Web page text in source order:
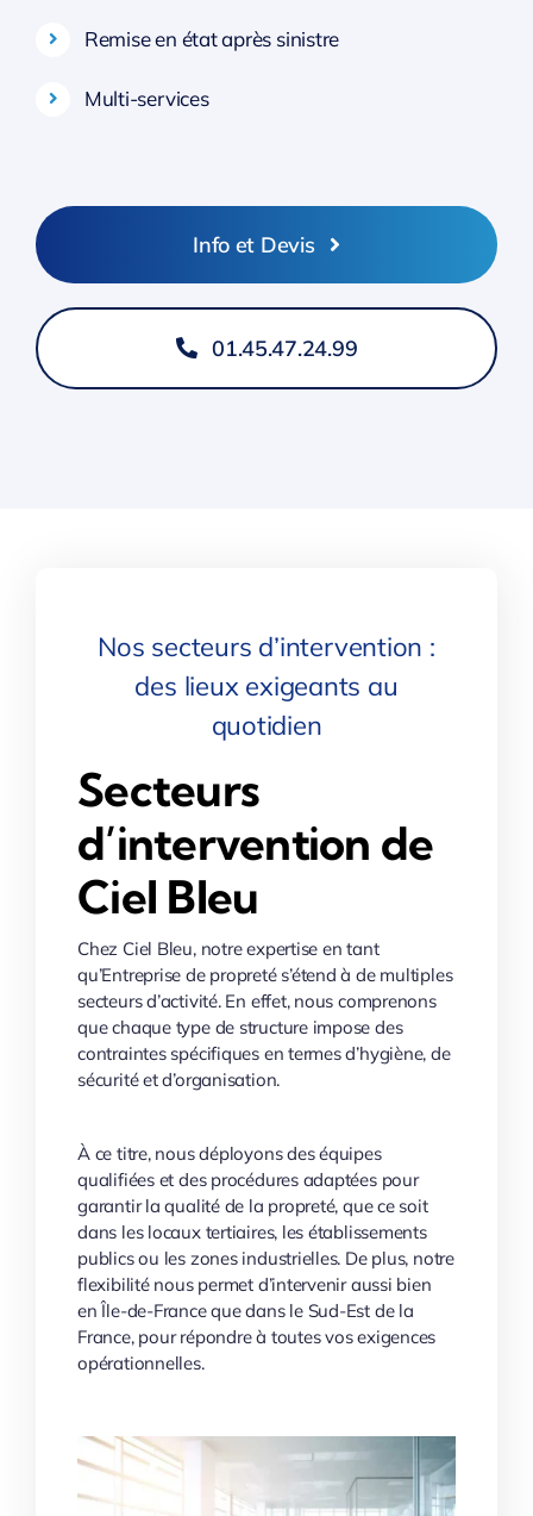
Remise en état après sinistre
Multi-services
Info et Devis
01.45.47.24.99
Nos secteurs d’intervention :
des lieux exigeants au
quotidien
Secteurs
d’intervention de
Ciel Bleu
Chez Ciel Bleu, notre expertise en tant
qu’Entreprise de propreté s’étend à de multiples
secteurs d’activité. En effet, nous comprenons
que chaque type de structure impose des
contraintes spécifiques en termes d’hygiène, de
sécurité et d’organisation.
À ce titre, nous déployons des équipes
qualifiées et des procédures adaptées pour
garantir la qualité de la propreté, que ce soit
dans les locaux tertiaires, les établissements
publics ou les zones industrielles. De plus, notre
flexibilité nous permet d’intervenir aussi bien
en Île-de-France que dans le Sud-Est de la
France, pour répondre à toutes vos exigences
opérationnelles.